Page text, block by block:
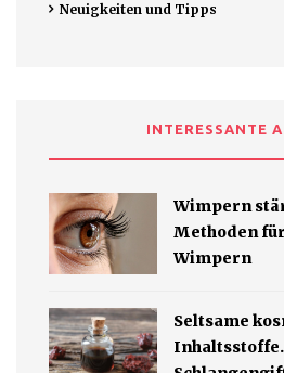
Neuigkeiten und Tipps
INTERESSANTE
Wimpern
Methoden
Wimpern
Seltsame